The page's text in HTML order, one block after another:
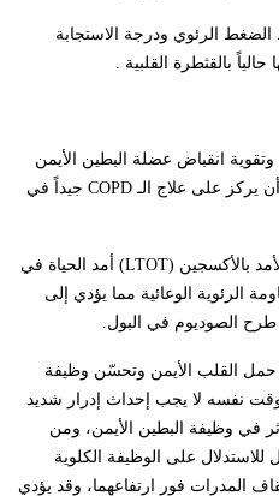
الضغط الرئوي ودرجة الاستجابة
بالقثطرة القلبية .
انقباض عضلة البطين الأيمن
يركز على علاج الـ COPD جيداً في
بالأكسجين (LTOT) أمد الحياة في
الرئوية الوعائية مما يؤدي إلى
طرح الصوديوم في البول.
حمل القلب الأيمن وتحسّن وظيفة
نفسه لا يجب إحداث إدرار شديد
في وظيفة البطين الأيمن، ومن
للاستدلال على الوظيفة الكلوية
المدرات فور ارتفاعهما، وقد يؤدي